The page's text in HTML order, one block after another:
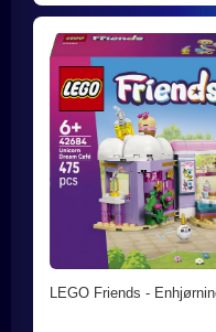
LEGO Friends -